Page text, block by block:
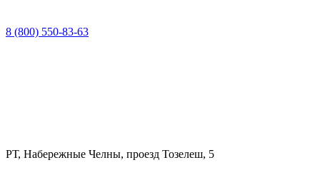
8 (800) 550-83-63
РТ, Набережные Челны, проезд Тозелеш, 5